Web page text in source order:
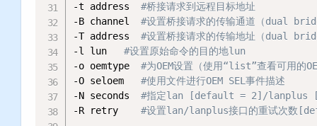
-t address #桥接请求到远程目标地址
-B channel #设置桥接请求的传输通道（dual
-T address #设置桥接请求的传输地址（dual
-l lun #设置原始命令的目的地lun
-o oemtype #为OEM设置（使用“list”查看可用的
-O seloem #使用文件进行OEM SEL事件描述
-N seconds #指定lan [default = 2]/lanplus
-R retry #设置lan/lanplus接口的重试次数